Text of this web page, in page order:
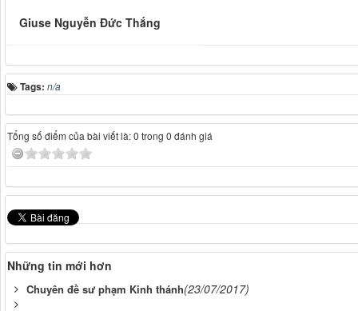
Giuse Nguyễn Đức Thắng
Tags: n/a
Tổng số điểm của bài viết là: 0 trong 0 đánh giá
Những tin mới hơn
Chuyên đề sư phạm Kinh thánh(23/07/2017)